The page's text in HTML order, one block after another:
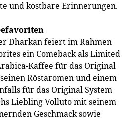
und kostbare Erinnerungen.
Dharkan feiert im Rahmen
ein Comeback als Limited
Kaffee für das Original
Röstaromen und einem
für das Original System
Liebling Volluto mit seinem
Geschmack sowie